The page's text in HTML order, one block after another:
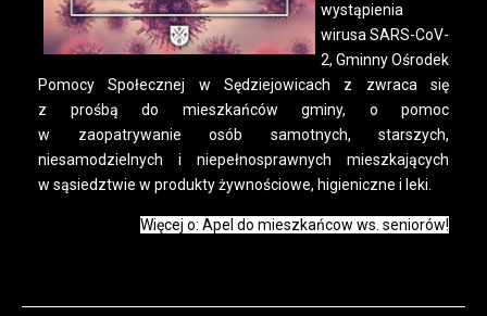
wystąpienia
wirusa SARS-CoV-
2, Gminny Ośrodek
Pomocy Społecznej w Sędziejowicach z zwraca się
z prośbą do mieszkańców gminy, o pomoc
w zaopatrywanie osób samotnych, starszych,
niesamodzielnych i niepełnosprawnych mieszkających
w sąsiedztwie w produkty żywnościowe, higieniczne i leki.
Więcej o: Apel do mieszkańcow ws. seniorów!